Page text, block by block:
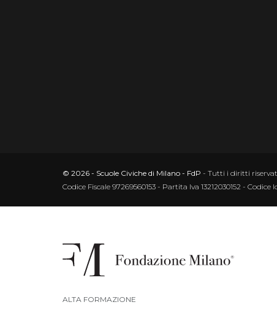
© 2026 - Scuole Civiche di Milano - FdP - Tutti i diritti
Codice Fiscale 97269560153 - Partita Iva 13212030152 -
ALTA FORMAZIONE